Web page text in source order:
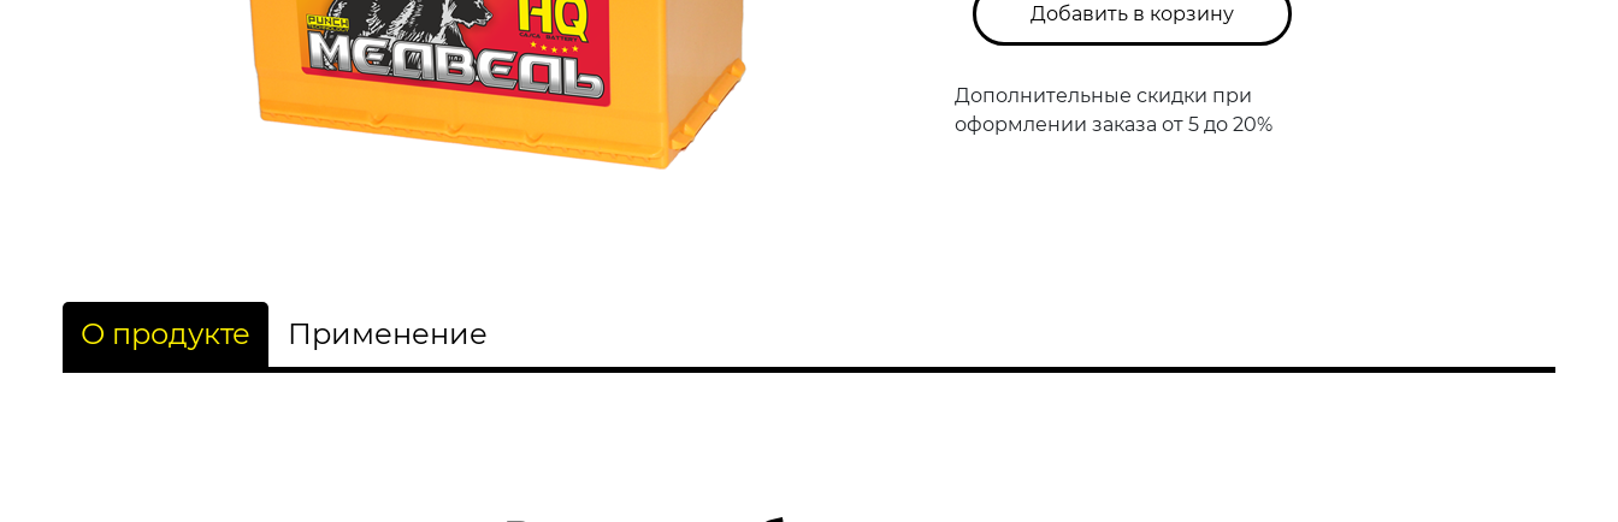
Добавить в корзину
Дополнительные скидки при
оформлении заказа от 5 до 20%
О продукте Применение